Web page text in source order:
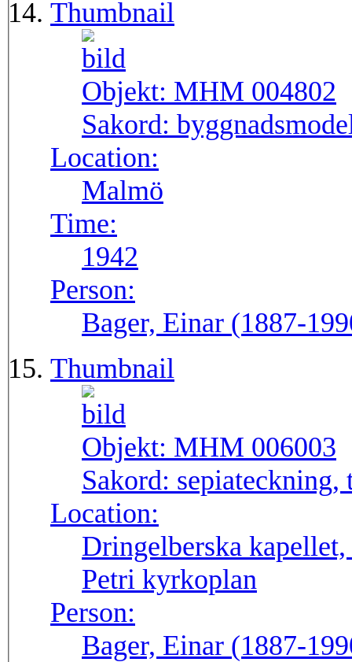
Thumbnail
Objekt: MHM 004802
Sakord:
Location:
Malmö
Time:
1942
Person:
Bager, Einar (1887-
Thumbnail
Objekt: MHM 006003
Sakord: sepiateckning,
Location:
Dringelberska
Petri kyrkoplan
Person:
Bager, Einar (1887-